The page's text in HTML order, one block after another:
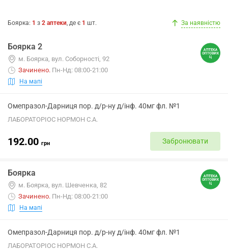
Боярка: 1 з 2 аптеки, де є 1 шт. За наявністю
Боярка 2
м. Боярка, вул. Соборності, 92
Зачинено. Пн-Нд: 08:00-21:00
На мапі
Омепразол-Дарниця пор. д/р-ну д/інф. 40мг фл. №1
ЛАБОРАТОРІОС НОРМОН С.А.
192.00 грн Забронювати
Боярка
м. Боярка, вул. Шевченка, 82
Зачинено. Пн-Нд: 08:00-21:00
На мапі
Омепразол-Дарниця пор. д/р-ну д/інф. 40мг фл. №1
ЛАБОРАТОРІОС НОРМОН С.А.